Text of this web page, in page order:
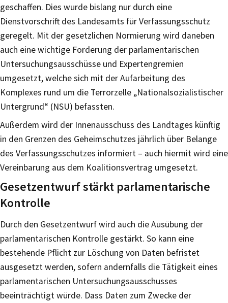
geschaffen. Dies wurde bislang nur durch eine
Dienstvorschrift des Landesamts für Verfassungsschutz
geregelt. Mit der gesetzlichen Normierung wird daneben
auch eine wichtige Forderung der parlamentarischen
Untersuchungsausschüsse und Expertengremien
umgesetzt, welche sich mit der Aufarbeitung des
Komplexes rund um die Terrorzelle „Nationalsozialistischer
Untergrund“ (NSU) befassten.
Außerdem wird der Innenausschuss des Landtages künftig
in den Grenzen des Geheimschutzes jährlich über Belange
des Verfassungsschutzes informiert – auch hiermit wird eine
Vereinbarung aus dem Koalitionsvertrag umgesetzt.
Gesetzentwurf stärkt parlamentarische
Kontrolle
Durch den Gesetzentwurf wird auch die Ausübung der
parlamentarischen Kontrolle gestärkt. So kann eine
bestehende Pflicht zur Löschung von Daten befristet
ausgesetzt werden, sofern andernfalls die Tätigkeit eines
parlamentarischen Untersuchungsausschusses
beeinträchtigt würde. Dass Daten zum Zwecke der